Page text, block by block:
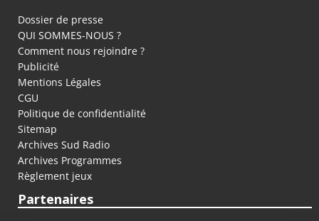
Dossier de presse
QUI SOMMES-NOUS ?
Comment nous rejoindre ?
Publicité
Mentions Légales
CGU
Politique de confidentialité
Sitemap
Archives Sud Radio
Archives Programmes
Règlement jeux
Partenaires